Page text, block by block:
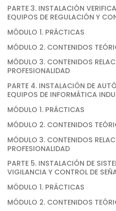
PARTE 3. INSTALACIÓN
EQUIPOS DE REGULACIÓN Y
MÓDULO 1. PRÁCTICAS
MÓDULO 2. CONTENIDOS
MÓDULO 3. CONTENIDOS
PROFESIONALIDAD
PARTE 4. INSTALACIÓN DE
EQUIPOS DE INFORMÁTICA
MÓDULO 1. PRÁCTICAS
MÓDULO 2. CONTENIDOS
MÓDULO 3. CONTENIDOS
PROFESIONALIDAD
PARTE 5. INSTALACIÓN DE
VIGILANCIA Y CONTROL DE
MÓDULO 1. PRÁCTICAS
MÓDULO 2. CONTENIDOS